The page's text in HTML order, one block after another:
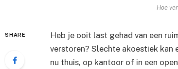
Hoe
SHARE
Heb je ooit last gehad van een
verstoren? Slechte akoestiek
nu thuis, op kantoor of in een